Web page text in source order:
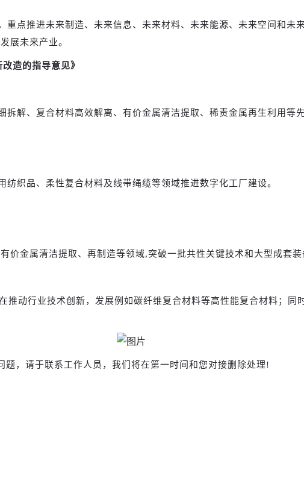
点推进未来制造、未来信息、未来材料、未来能源、未来空间和未
展未来产业。
造的指导意见》
解、复合材料高效解离、有价金属清洁提取、稀责金属再生利用等
织品、柔性复合材料及线带绳缆等领域推进数字化工厂建设。
价金属清洁提取、再制造等领域,突破一批共性关键技术和大型成套装
推动行业技术创新，发展例如碳纤维复合材料等高性能复合材料；同
，请于联系工作人员，我们将在第一时间和您对接删除处理!